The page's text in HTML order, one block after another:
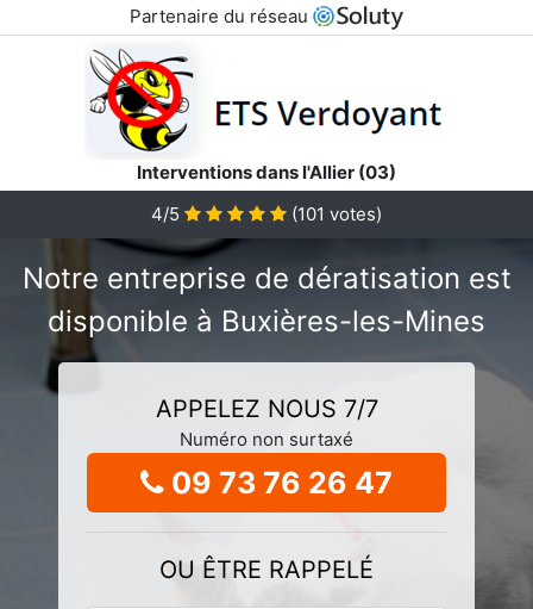
Partenaire du réseau
Interventions dans l'Allier (03)
4/5
(101 votes)
Notre entreprise de dératisation est
disponible à Buxières-les-Mines
APPELEZ NOUS 7/7
Numéro non surtaxé
09 73 76 26 47
OU ÊTRE RAPPELÉ